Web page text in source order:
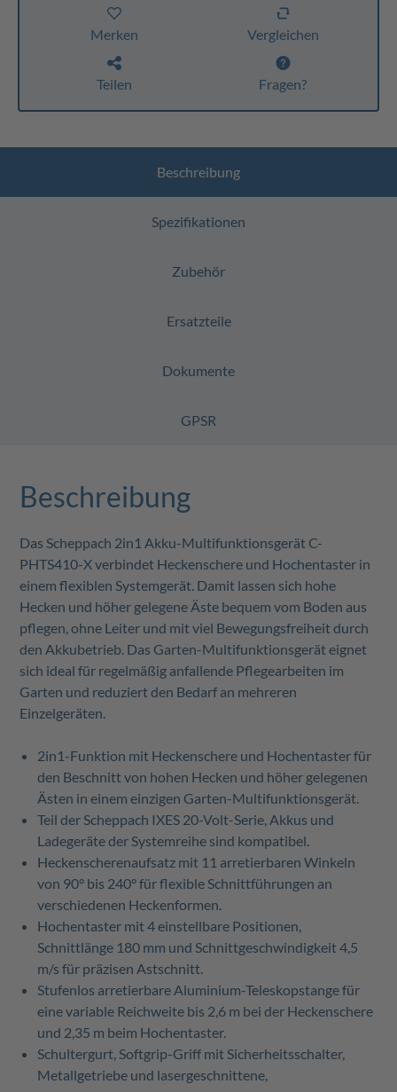
Merken Vergleichen
Teilen Fragen?
Beschreibung
Spezifikationen
Zubehör
Ersatzteile
Dokumente
GPSR
Beschreibung
Das Scheppach 2in1 Akku-Multifunktionsgerät C-
PHTS410-X verbindet Heckenschere und Hochentaster in
einem flexiblen Systemgerät. Damit lassen sich hohe
Hecken und höher gelegene Äste bequem vom Boden aus
pflegen, ohne Leiter und mit viel Bewegungsfreiheit durch
den Akkubetrieb. Das Garten-Multifunktionsgerät eignet
sich ideal für regelmäßig anfallende Pflegearbeiten im
Garten und reduziert den Bedarf an mehreren
Einzelgeräten.
2in1-Funktion mit Heckenschere und Hochentaster für
den Beschnitt von hohen Hecken und höher gelegenen
Ästen in einem einzigen Garten-Multifunktionsgerät.
Teil der Scheppach IXES 20-Volt-Serie, Akkus und
Ladegeräte der Systemreihe sind kompatibel.
Heckenscherenaufsatz mit 11 arretierbaren Winkeln
von 90° bis 240° für flexible Schnittführungen an
verschiedenen Heckenformen.
Hochentaster mit 4 einstellbare Positionen,
Schnittlänge 180 mm und Schnittgeschwindigkeit 4,5
m/s für präzisen Astschnitt.
Stufenlos arretierbare Aluminium-Teleskopstange für
eine variable Reichweite bis 2,6 m bei der Heckenschere
und 2,35 m beim Hochentaster.
Schultergurt, Softgrip-Griff mit Sicherheitsschalter,
Metallgetriebe und lasergeschnittene,